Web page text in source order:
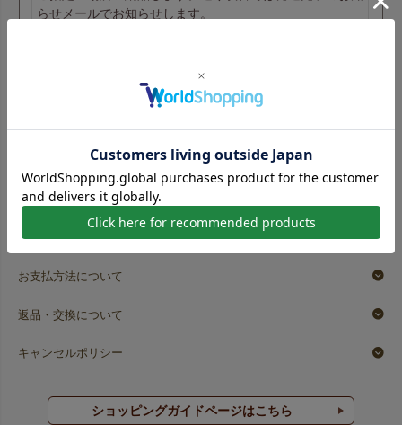
らせメールでお知らせします。
ショッピングガイド
送料について
お支払方法について
返品・交換について
キャンセルポリシー
ショッピングガイドページはこちら